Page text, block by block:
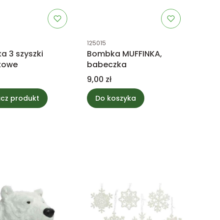
3 szyszki
produkt
Kod produktu
125015
Bombka MUFFINKA,
babeczka
Cena
9,00 zł
Do koszyka